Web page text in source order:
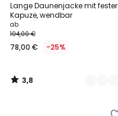
Lange Daunenjacke mit fester
Kapuze, wendbar
ab
104,00 €
78,00 € -25%
/ 5
Farben
3,8
/